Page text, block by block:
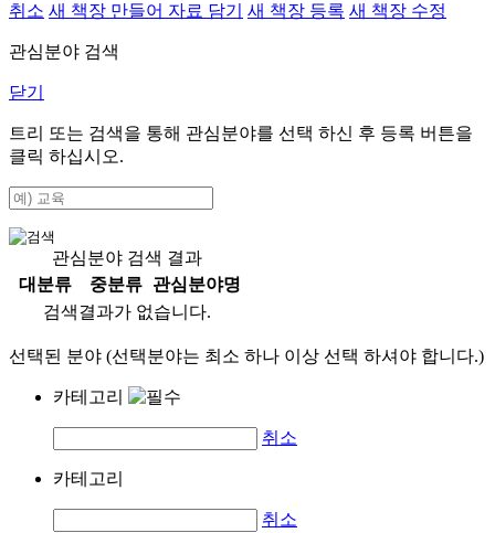
취소 새 책장 만들어 자료 담기 새 책장 등록 새 책장 수정
관심분야 검색
닫기
트리 또는 검색을 통해 관심분야를 선택 하신 후 등록 버튼을
클릭 하십시오.
관심분야 검색 결과
대분류
중분류
관심분야명
검색결과가 없습니다.
선택된 분야 (선택분야는 최소 하나 이상 선택 하셔야 합니다.)
카테고리
취소
카테고리
취소